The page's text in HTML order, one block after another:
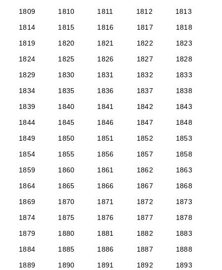
1809
1810 1811 1812
1813
1814
1815 1816 1817
1818
1819
1820 1821 1822
1823
1824
1825 1826 1827
1828
1829
1830 1831 1832
1833
1834
1835 1836 1837
1838
1839
1840 1841 1842
1843
1844
1845 1846 1847
1848
1849
1850 1851 1852
1853
1854
1855 1856 1857
1858
1859
1860 1861 1862
1863
1864
1865 1866 1867
1868
1869
1870 1871 1872
1873
1874
1875 1876 1877
1878
1879
1880 1881 1882
1883
1884
1885 1886 1887
1888
1889
1890 1891 1892
1893